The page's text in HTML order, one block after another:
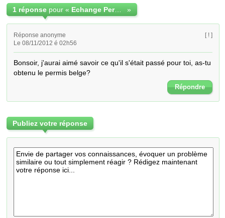
1 réponse pour « Echange Permis de conduire »
Réponse anonyme
Le 08/11/2012 é 02h56
[ ! ]
Bonsoir, j'aurai aimé savoir ce qu'il s'était passé pour toi, as-tu
obtenu le permis belge?
Répondre
Publiez votre réponse